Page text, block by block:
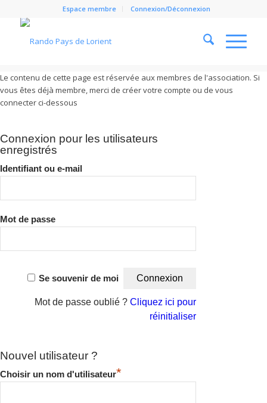
Espace membre Connexion/Déconnexion
Le contenu de cette page est réservée aux membres de l'association. Si
vous êtes déjà membre, merci de créer votre compte ou de vous
connecter ci-dessous
Connexion pour les utilisateurs
enregistrés
Identifiant ou e-mail
Mot de passe
Se souvenir de moi
Mot de passe oublié ?Cliquez ici pour
réinitialiser
Nouvel utilisateur ?
Choisir un nom d'utilisateur*